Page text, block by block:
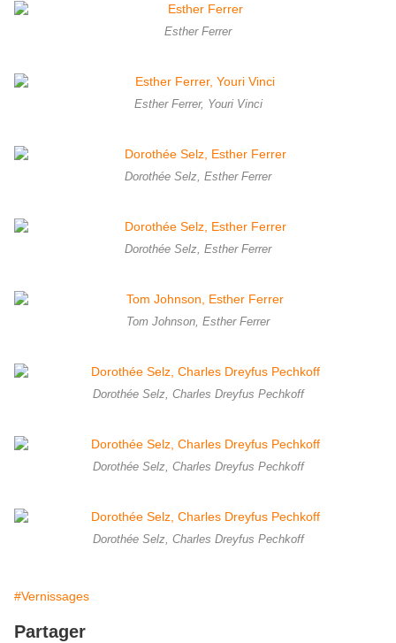
Esther Ferrer
Esther Ferrer, Youri Vinci
Dorothée Selz, Esther Ferrer
Dorothée Selz, Esther Ferrer
Tom Johnson, Esther Ferrer
Dorothée Selz, Charles Dreyfus Pechkoff
Dorothée Selz, Charles Dreyfus Pechkoff
Dorothée Selz, Charles Dreyfus Pechkoff
#Vernissages
Partager